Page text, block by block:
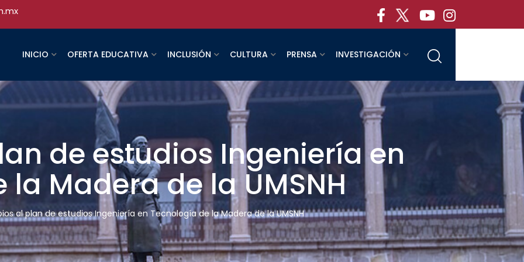
INICIO OFERTA EDUCATIVA INCLUSIÓN CULTURA PRENSA INVESTIGACIÓN
de estudios Ingeniería en
Madera de la UMSNH
al plan de estudios Ingeniería en Tecnología de la Madera de la UMSNH